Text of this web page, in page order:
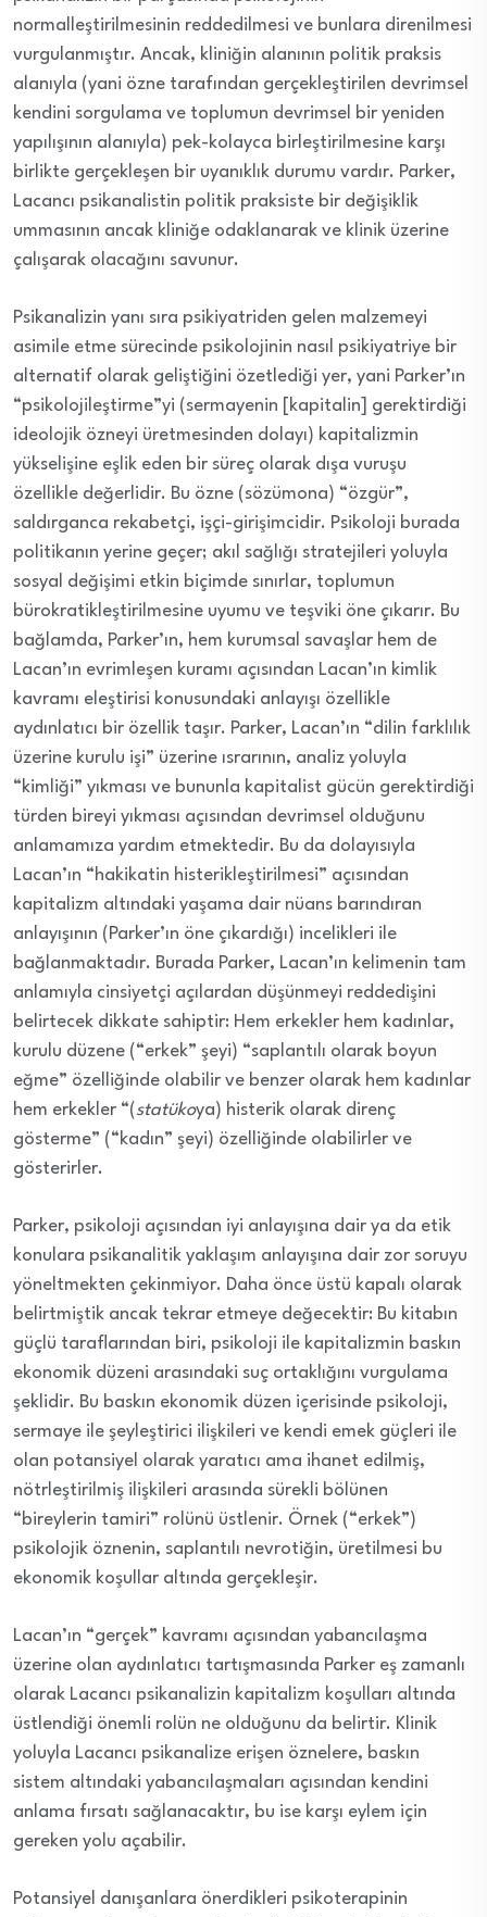
normalleştirilmesinin reddedilmesi ve bunlara direnilmesi
vurgulanmıştır. Ancak, kliniğin alanının politik praksis
alanıyla (yani özne tarafından gerçekleştirilen devrimsel
kendini sorgulama ve toplumun devrimsel bir yeniden
yapılışının alanıyla) pek-kolayca birleştirilmesine karşı
birlikte gerçekleşen bir uyanıklık durumu vardır. Parker,
Lacancı psikanalistin politik praksiste bir değişiklik
ummasının ancak kliniğe odaklanarak ve klinik üzerine
çalışarak olacağını savunur.
Psikanalizin yanı sıra psikiyatriden gelen malzemeyi
asimile etme sürecinde psikolojinin nasıl psikiyatriye bir
alternatif olarak geliştiğini özetlediği yer, yani Parker’ın
“psikolojileştirme”yi (sermayenin [kapitalin] gerektirdiği
ideolojik özneyi üretmesinden dolayı) kapitalizmin
yükselişine eşlik eden bir süreç olarak dışa vuruşu
özellikle değerlidir. Bu özne (sözümona) “özgür”,
saldırganca rekabetçi, işçi-girişimcidir. Psikoloji burada
politikanın yerine geçer; akıl sağlığı stratejileri yoluyla
sosyal değişimi etkin biçimde sınırlar, toplumun
bürokratikleştirilmesine uyumu ve teşviki öne çıkarır. Bu
bağlamda, Parker’ın, hem kurumsal savaşlar hem de
Lacan’ın evrimleşen kuramı açısından Lacan’ın kimlik
kavramı eleştirisi konusundaki anlayışı özellikle
aydınlatıcı bir özellik taşır. Parker, Lacan’ın “dilin farklılık
üzerine kurulu işi” üzerine ısrarının, analiz yoluyla
“kimliği” yıkması ve bununla kapitalist gücün gerektirdiği
türden bireyi yıkması açısından devrimsel olduğunu
anlamamıza yardım etmektedir. Bu da dolayısıyla
Lacan’ın “hakikatin histerikleştirilmesi” açısından
kapitalizm altındaki yaşama dair nüans barındıran
anlayışının (Parker’ın öne çıkardığı) incelikleri ile
bağlanmaktadır. Burada Parker, Lacan’ın kelimenin tam
anlamıyla cinsiyetçi açılardan düşünmeyi reddedişini
belirtecek dikkate sahiptir: Hem erkekler hem kadınlar,
kurulu düzene (“erkek” şeyi) “saplantılı olarak boyun
eğme” özelliğinde olabilir ve benzer olarak hem kadınlar
hem erkekler “(statükoya) histerik olarak direnç
gösterme” (“kadın” şeyi) özelliğinde olabilirler ve
gösterirler.
Parker, psikoloji açısından iyi anlayışına dair ya da etik
konulara psikanalitik yaklaşım anlayışına dair zor soruyu
yöneltmekten çekinmiyor. Daha önce üstü kapalı olarak
belirtmiştik ancak tekrar etmeye değecektir: Bu kitabın
güçlü taraflarından biri, psikoloji ile kapitalizmin baskın
ekonomik düzeni arasındaki suç ortaklığını vurgulama
şeklidir. Bu baskın ekonomik düzen içerisinde psikoloji,
sermaye ile şeyleştirici ilişkileri ve kendi emek güçleri ile
olan potansiyel olarak yaratıcı ama ihanet edilmiş,
nötrleştirilmiş ilişkileri arasında sürekli bölünen
“bireylerin tamiri” rolünü üstlenir. Örnek (“erkek”)
psikolojik öznenin, saplantılı nevrotiğin, üretilmesi bu
ekonomik koşullar altında gerçekleşir.
Lacan’ın “gerçek” kavramı açısından yabancılaşma
üzerine olan aydınlatıcı tartışmasında Parker eş zamanlı
olarak Lacancı psikanalizin kapitalizm koşulları altında
üstlendiği önemli rolün ne olduğunu da belirtir. Klinik
yoluyla Lacancı psikanalize erişen öznelere, baskın
sistem altındaki yabancılaşmaları açısından kendini
anlama fırsatı sağlanacaktır, bu ise karşı eylem için
gereken yolu açabilir.
Potansiyel danışanlara önerdikleri psikoterapinin